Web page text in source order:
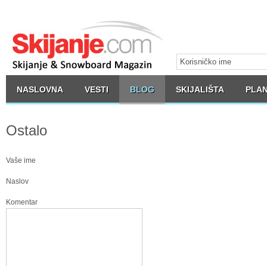
NASLOVNA VESTI BLOG SKIJALIŠTA
Ostalo
Vaše ime
Naslov
Komentar